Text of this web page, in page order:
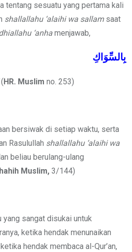
tentang sesuatu yang pertama kali
shallallahu ‘alaihi wa sallamsaat
‘anha menjawab,
بِالسِّوَاكِ
(HR. Muslim no. 253)
bersiwak di setiap waktu, serta
Rasulullah shallallahu ‘alaihi wa
beliau berulang-ulang
Muslim, 3/144)
yang sangat disukai untuk
ketika hendak menunaikan
hendak membaca al-Qur’an,